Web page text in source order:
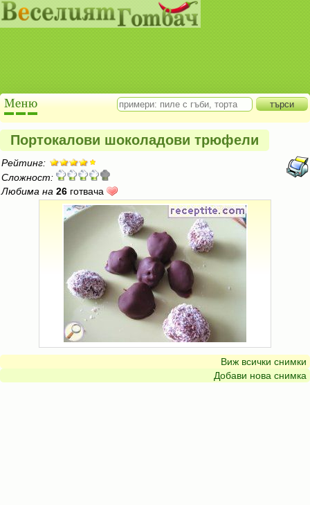
Портокалови шоколадови трюфели
Рейтинг:
Сложност:
Любима на 26 готвача
Виж всички снимки
Добави нова снимка